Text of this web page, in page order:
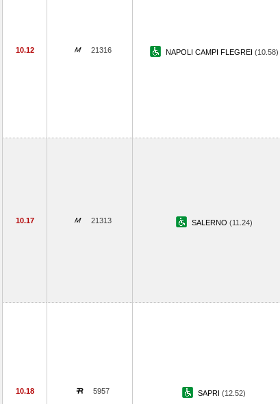
10.12 21316 NAPOLI CAMPI FLEGREI (10.58)
10.17 21313 SALERNO (11.24)
10.18 5957 SAPRI (12.52)